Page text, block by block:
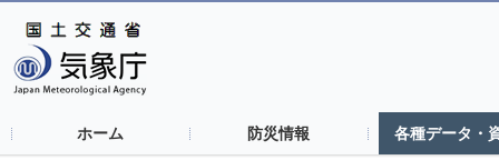
ホーム 防災情報 各種データ・